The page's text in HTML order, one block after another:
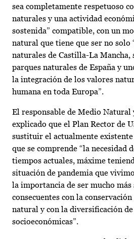
sea completamente respetuoso
naturales y una actividad
sostenida” compatible, con un
natural que tiene que ser no solo
naturales de Castilla-La Mancha,
parques naturales de España y
la integración de los valores
humana en toda Europa”.
El responsable de Medio Natural
explicado que el Plan Rector de
sustituir el actualmente existente
que se comprende “la necesidad
tiempos actuales, máxime
situación de pandemia que
la importancia de ser mucho más
consecuentes con la
natural y con la diversificación
socioeconómicas”.